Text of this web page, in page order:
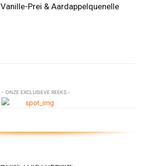
Vanille-Prei & Aardappelquenelle
- ONZE EXCLUSIEVE REEKS -